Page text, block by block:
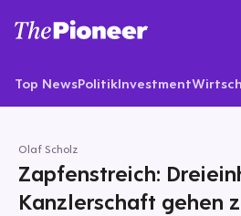
Top NewsPolitikInvestment
Olaf Scholz
Zapfenstreich:
Kanzlerschaft gehen